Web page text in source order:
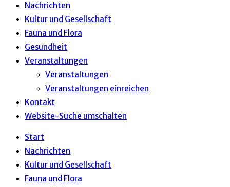
Nachrichten
Kultur und Gesellschaft
Fauna und Flora
Gesundheit
Veranstaltungen
Veranstaltungen
Veranstaltungen einreichen
Kontakt
Website-Suche umschalten
Start
Nachrichten
Kultur und Gesellschaft
Fauna und Flora